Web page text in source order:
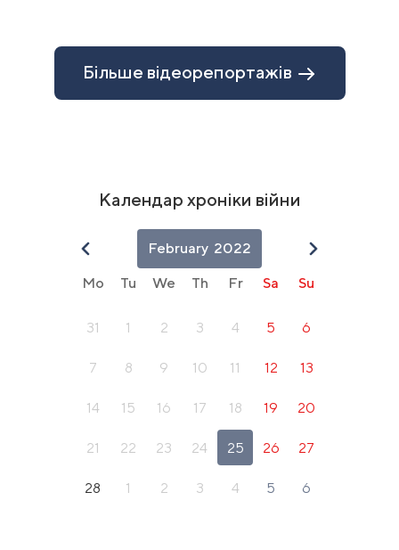
Більше відеорепортажів
February 2022
Mo Tu We Th Fr Sa Su
31 1 2 3 4 5 6
7 8 9 10 11 12 13
14 15 16 17 18 19 20
21 22 23 24 25 26 27
28 1 2 3 4 5 6
Календар хроніки війни